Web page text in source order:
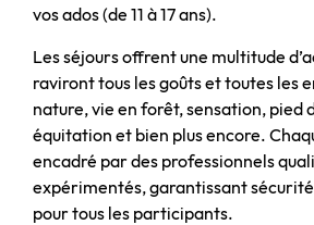
vos ados (de 11 à 17 ans).
Les séjours offrent une multitude
raviront tous les goûts et toutes les
nature, vie en forêt, sensation, pied
équitation et bien plus encore.
encadré par des professionnels
expérimentés, garantissant
pour tous les participants.